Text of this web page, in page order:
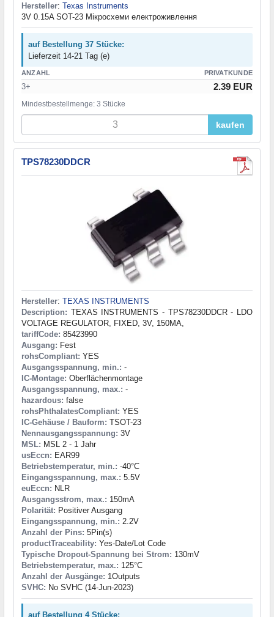
Hersteller: Texas Instruments
3V 0.15A SOT-23 Мікросхеми електроживлення
auf Bestellung 37 Stücke:
Lieferzeit 14-21 Tag (e)
ANZAHL PRIVATKUNDE
3+ 2.39 EUR
Mindestbestellmenge: 3 Stücke
kaufen
TPS78230DDCR
Hersteller: TEXAS INSTRUMENTS
Description: TEXAS INSTRUMENTS - TPS78230DDCR - LDO
VOLTAGE REGULATOR, FIXED, 3V, 150MA,
tariffCode: 85423990
Ausgang: Fest
rohsCompliant: YES
Ausgangsspannung, min.: -
IC-Montage: Oberflächenmontage
Ausgangsspannung, max.: -
hazardous: false
rohsPhthalatesCompliant: YES
IC-Gehäuse / Bauform: TSOT-23
Nennausgangsspannung: 3V
MSL: MSL 2 - 1 Jahr
usEccn: EAR99
Betriebstemperatur, min.: -40°C
Eingangsspannung, max.: 5.5V
euEccn: NLR
Ausgangsstrom, max.: 150mA
Polarität: Positiver Ausgang
Eingangsspannung, min.: 2.2V
Anzahl der Pins: 5Pin(s)
productTraceability: Yes-Date/Lot Code
Typische Dropout-Spannung bei Strom: 130mV
Betriebstemperatur, max.: 125°C
Anzahl der Ausgänge: 1Outputs
SVHC: No SVHC (14-Jun-2023)
auf Bestellung 4 Stücke: